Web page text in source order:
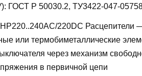
ГОСТ Р 50030.2, ТУ3422-047-
НР220..240AC/220DC Расцепители
или термобиметаллические
через механизм
в первичной цепи